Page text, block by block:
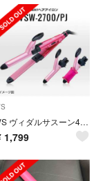
VS ヴィダルサスーン4way ヘアアイロン
1,799